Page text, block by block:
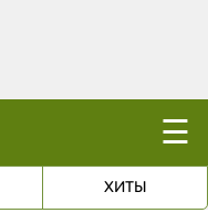
☰
ХИТЫ